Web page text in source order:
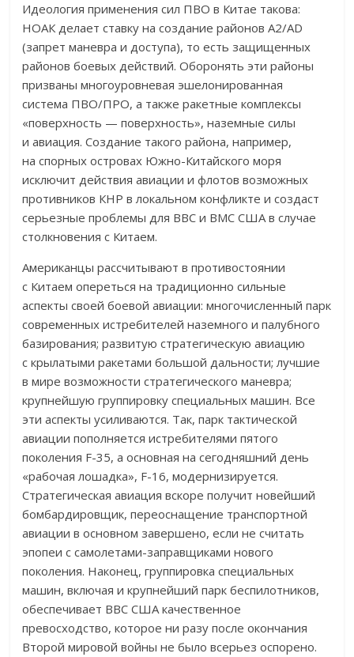
Идеология применения сил ПВО в Китае такова:
НОАК делает ставку на создание районов А2/AD
(запрет маневра и доступа), то есть защищенных
районов боевых действий. Оборонять эти районы
призваны многоуровневая эшелонированная
система ПВО/ПРО, а также ракетные комплексы
«поверхность — поверхность», наземные силы
и авиация. Создание такого района, например,
на спорных островах Южно-Китайского моря
исключит действия авиации и флотов возможных
противников КНР в локальном конфликте и создаст
серьезные проблемы для ВВС и ВМС США в случае
столкновения с Китаем.
Американцы рассчитывают в противостоянии
с Китаем опереться на традиционно сильные
аспекты своей боевой авиации: многочисленный парк
современных истребителей наземного и палубного
базирования; развитую стратегическую авиацию
с крылатыми ракетами большой дальности; лучшие
в мире возможности стратегического маневра;
крупнейшую группировку специальных машин. Все
эти аспекты усиливаются. Так, парк тактической
авиации пополняется истребителями пятого
поколения F-35, а основная на сегодняшний день
«рабочая лошадка», F-16, модернизируется.
Стратегическая авиация вскоре получит новейший
бомбардировщик, переоснащение транспортной
авиации в основном завершено, если не считать
эпопеи с самолетами-заправщиками нового
поколения. Наконец, группировка специальных
машин, включая и крупнейший парк беспилотников,
обеспечивает ВВС США качественное
превосходство, которое ни разу после окончания
Второй мировой войны не было всерьез оспорено.